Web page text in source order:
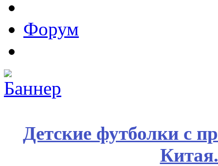
Форум
Детские футболки с